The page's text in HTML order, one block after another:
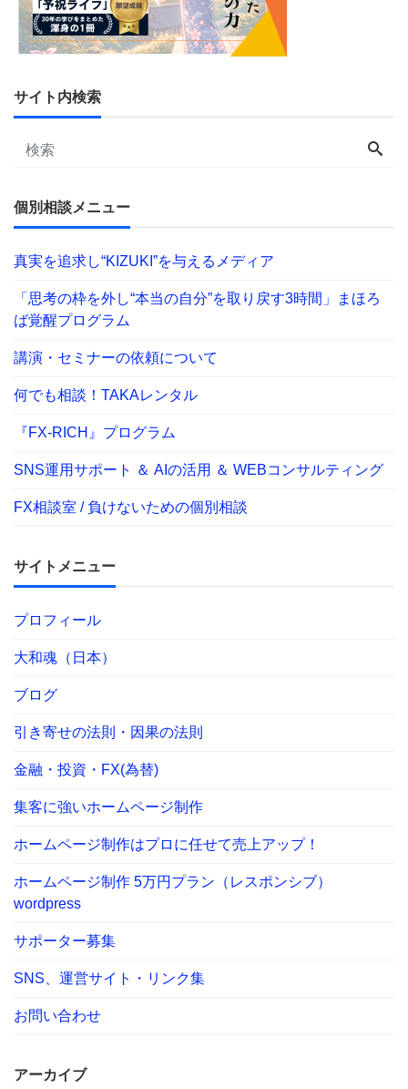
サイト内検索
個別相談メニュー
真実を追求し“KIZUKI”を与えるメディア
「思考の枠を外し“本当の自分”を取り戻す3時間」まほろ
ば覚醒プログラム
講演・セミナーの依頼について
何でも相談！TAKAレンタル
『FX-RICH』プログラム
SNS運用サポート ＆ AIの活用 ＆ WEBコンサルティング
FX相談室 / 負けないための個別相談
サイトメニュー
プロフィール
大和魂（日本）
ブログ
引き寄せの法則・因果の法則
金融・投資・FX(為替)
集客に強いホームページ制作
ホームページ制作はプロに任せて売上アップ！
ホームページ制作 5万円プラン（レスポンシブ）
wordpress
サポーター募集
SNS、運営サイト・リンク集
お問い合わせ
アーカイブ